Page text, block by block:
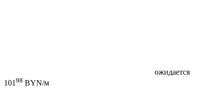
ожидается
101 98 BYN/м